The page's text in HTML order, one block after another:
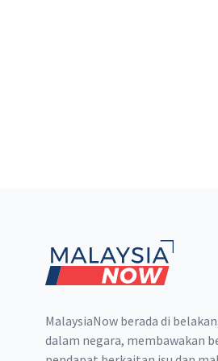
MalaysiaNow berada di
dalam negara, membawakan